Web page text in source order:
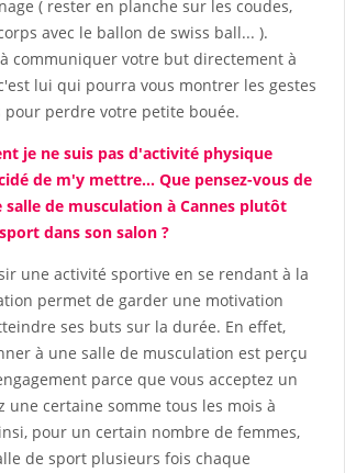
( rester en planche sur les coudes,
avec le ballon de swiss ball... ).
communiquer votre but directement à
lui qui pourra vous montrer les gestes
pour perdre votre petite bouée.
je ne suis pas d'activité physique
de m'y mettre... Que pensez-vous de
salle de musculation à Cannes plutôt
dans son salon ?
une activité sportive en se rendant à la
permet de garder une motivation
ses buts sur la durée. En effet,
à une salle de musculation est perçu
parce que vous acceptez un
une certaine somme tous les mois à
pour un certain nombre de femmes,
de sport plusieurs fois chaque